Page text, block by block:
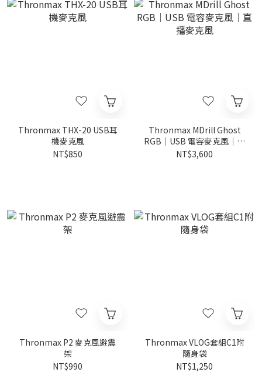
Thronmax THX-20 USB耳
機麥克風
NT$850
Thronmax MDrill Ghost
RGB｜USB 電容麥克風｜直
播麥克風
NT$3,600
Thronmax P2 麥克風避震
架
NT$990
Thronmax VLOG套組C1附
隨身袋
NT$1,250